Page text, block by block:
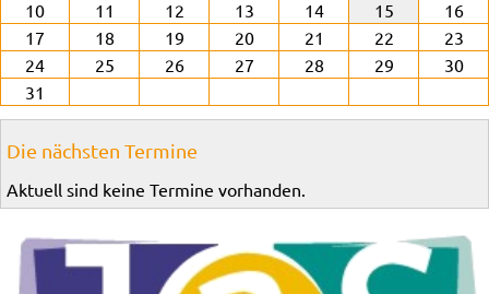
10
11 12 13 14 15
16
17
18 19 20 21 22
23
24
25 26 27 28 29
30
31
Die nächsten Termine
Aktuell sind keine Termine vorhanden.